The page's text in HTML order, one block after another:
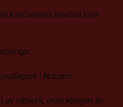
koncernens resultat före
i Nocom:
av nätverk, utvecklingen av